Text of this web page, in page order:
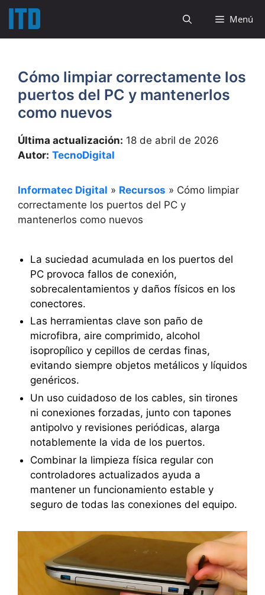
Saltar
contenido
Menú
Cómo limpiar correctamente los
puertos del PC y mantenerlos
como nuevos
Última actualización: 18 de abril de 2026
Autor: TecnoDigital
Informatec Digital » Recursos » Cómo limpiar
correctamente los puertos del PC y
mantenerlos como nuevos
La suciedad acumulada en los puertos del
PC provoca fallos de conexión,
sobrecalentamientos y daños físicos en los
conectores.
Las herramientas clave son paño de
microfibra, aire comprimido, alcohol
isopropílico y cepillos de cerdas finas,
evitando siempre objetos metálicos y líquidos
genéricos.
Un uso cuidadoso de los cables, sin tirones
ni conexiones forzadas, junto con tapones
antipolvo y revisiones periódicas, alarga
notablemente la vida de los puertos.
Combinar la limpieza física regular con
controladores actualizados ayuda a
mantener un funcionamiento estable y
seguro de todas las conexiones del equipo.